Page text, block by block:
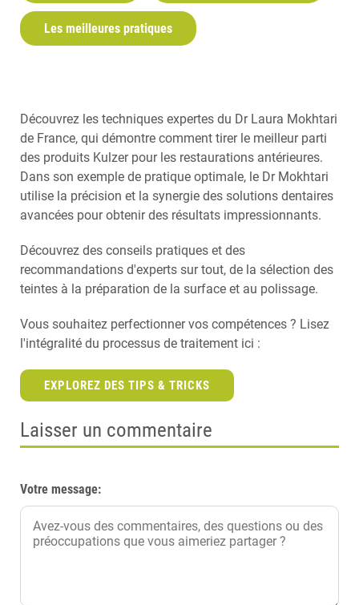
Les meilleures pratiques
Découvrez les techniques expertes du Dr Laura Mokhtari
de France, qui démontre comment tirer le meilleur parti
des produits Kulzer pour les restaurations antérieures.
Dans son exemple de pratique optimale, le Dr Mokhtari
utilise la précision et la synergie des solutions dentaires
avancées pour obtenir des résultats impressionnants.
Découvrez des conseils pratiques et des
recommandations d'experts sur tout, de la sélection des
teintes à la préparation de la surface et au polissage.
Vous souhaitez perfectionner vos compétences ? Lisez
l'intégralité du processus de traitement ici :
EXPLOREZ DES TIPS & TRICKS
Laisser un commentaire
Votre message: